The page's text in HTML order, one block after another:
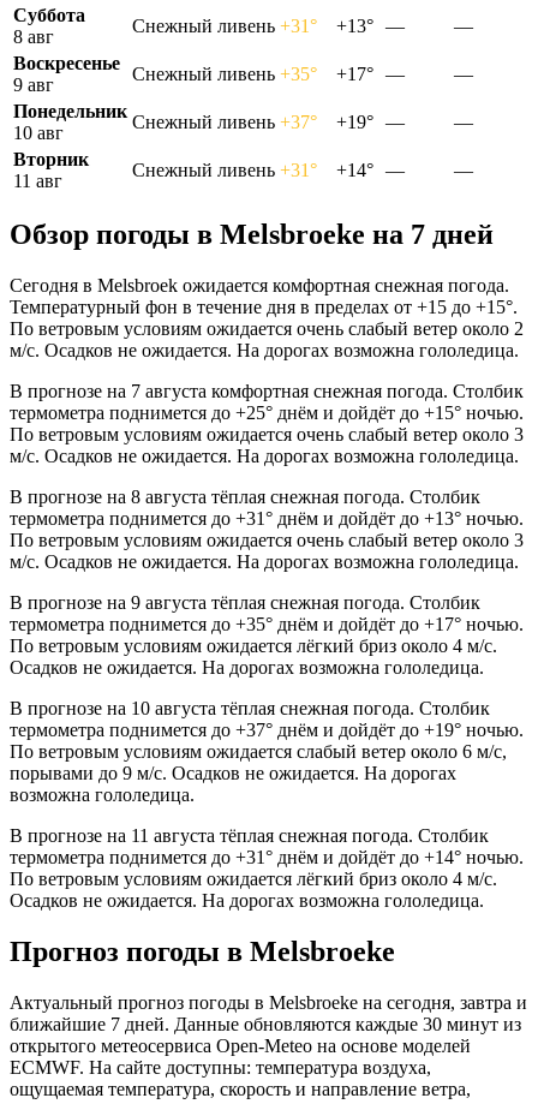
Суббота
8 авг
Снежный ливень +31° +13° —
—
Воскресенье
9 авг
Снежный ливень +35° +17° —
—
Понедельник
10 авг
Снежный ливень +37° +19° —
—
Вторник
11 авг
Снежный ливень +31° +14° — —
Обзор погоды в Melsbroekе на 7 дней
Сегодня в Melsbroek ожидается комфортная снежная погода.
Температурный фон в течение дня в пределах от +15 до +15°.
По ветровым условиям ожидается очень слабый ветер около 2
м/с. Осадков не ожидается. На дорогах возможна гололедица.
В прогнозе на 7 августа комфортная снежная погода. Столбик
термометра поднимется до +25° днём и дойдёт до +15° ночью.
По ветровым условиям ожидается очень слабый ветер около 3
м/с. Осадков не ожидается. На дорогах возможна гололедица.
В прогнозе на 8 августа тёплая снежная погода. Столбик
термометра поднимется до +31° днём и дойдёт до +13° ночью.
По ветровым условиям ожидается очень слабый ветер около 3
м/с. Осадков не ожидается. На дорогах возможна гололедица.
В прогнозе на 9 августа тёплая снежная погода. Столбик
термометра поднимется до +35° днём и дойдёт до +17° ночью.
По ветровым условиям ожидается лёгкий бриз около 4 м/с.
Осадков не ожидается. На дорогах возможна гололедица.
В прогнозе на 10 августа тёплая снежная погода. Столбик
термометра поднимется до +37° днём и дойдёт до +19° ночью.
По ветровым условиям ожидается слабый ветер около 6 м/с,
порывами до 9 м/с. Осадков не ожидается. На дорогах
возможна гололедица.
В прогнозе на 11 августа тёплая снежная погода. Столбик
термометра поднимется до +31° днём и дойдёт до +14° ночью.
По ветровым условиям ожидается лёгкий бриз около 4 м/с.
Осадков не ожидается. На дорогах возможна гололедица.
Прогноз погоды в Melsbroekе
Актуальный прогноз погоды в Melsbroekе на сегодня, завтра и
ближайшие 7 дней. Данные обновляются каждые 30 минут из
открытого метеосервиса Open-Meteo на основе моделей
ECMWF. На сайте доступны: температура воздуха,
ощущаемая температура, скорость и направление ветра,